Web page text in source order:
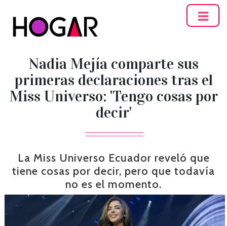
Nadia Mejía comparte sus
primeras declaraciones tras el
Miss Universo: 'Tengo cosas por
decir'
La Miss Universo Ecuador reveló que
tiene cosas por decir, pero que todavía
no es el momento.